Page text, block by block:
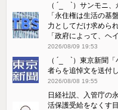
（ ´_ゝ`）サンモニ
「永住権は生活の基
力としてだけ求めら
「政府によって、ヘ
2026/08/09 19:53
（ ´_ゝ`）東京新聞
者らを追悼文を送付
2026/08/08 19:55
日経社説、入管庁の
活保護受給をなくす